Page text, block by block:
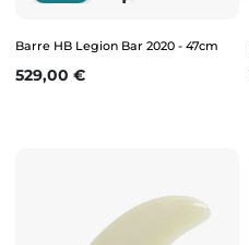
Barre HB Legion Bar 2020 - 47cm
Prix
529,00 €